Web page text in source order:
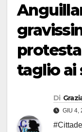
taglio ai
Di
GIU 4,